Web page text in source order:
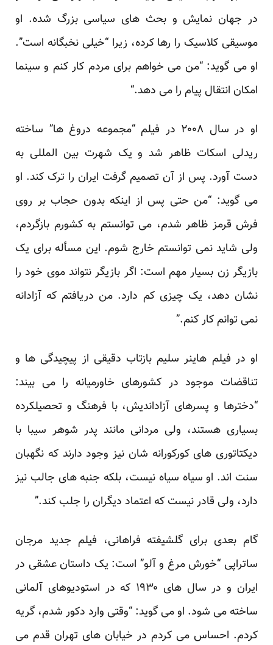
در جهان نمایش و بحث های سیاسی بزرگ شده. او
موسیقی کلاسیک را رها کرده، زیرا “خیلی نخبگانه است”.
او می گوید: “من می خواهم برای مردم کار کنم و سینما
امکان انتقال پیام را می دهد.“
او در سال ۲۰۰۸ در فیلم “مجموعه دروغ ها” ساخته
ریدلی اسکات ظاهر شد و یک شهرت بین المللی به
دست آورد. پس از آن تصمیم گرفت ایران را ترک کند. او
می گوید: “من حتی پس از اینکه بدون حجاب بر روی
فرش قرمز ظاهر شدم، می توانستم به کشورم بازگردم،
ولی شاید نمی توانستم خارج شوم. این مسأله برای یک
بازیگر زن بسیار مهم است: اگر بازیگر نتواند موی خود را
نشان دهد، یک چیزی کم دارد. من دریافتم که آزادانه
نمی توانم کار کنم.”
او در فیلم هاینر سلیم بازتاب دقیقی از پیچیدگی ها و
تناقضات موجود در کشورهای خاورمیانه را می بیند:
“دخترها و پسرهای آزاداندیش، با فرهنگ و تحصیلکرده
بسیاری هستند، ولی مردانی مانند پدر شوهر سیبا با
دیکتاتوری های کورکورانه شان نیز وجود دارند که نگهبان
سنت اند. او سیاه سیاه نیست، بلکه جنبه های جالب نیز
دارد، ولی قادر نیست که اعتماد دیگران را جلب کند.”
گام بعدی برای گلشیفته فراهانی، فیلم جدید مرجان
ساتراپی “خورش مرغ و آلو” است: یک داستان عشقی در
ایران و در سال های ۱۹۳۰ که در استودیوهای آلمانی
ساخته می شود. او می گوید: “وقتی وارد دکور شدم، گریه
کردم. احساس می کردم در خیابان های تهران قدم می